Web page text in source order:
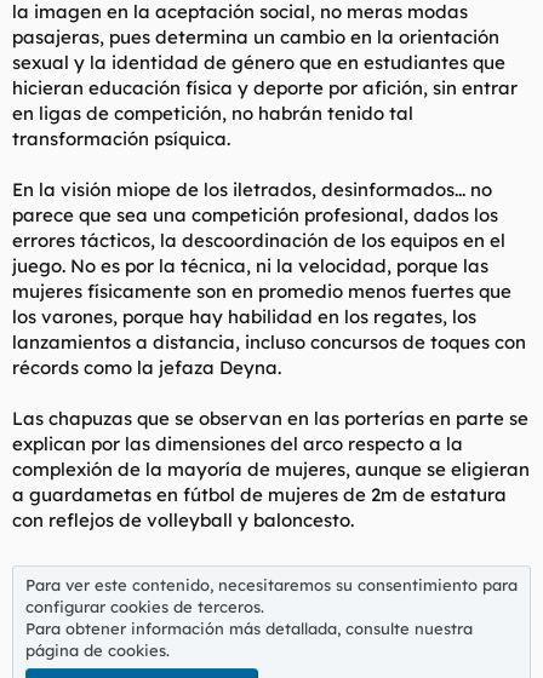
la imagen en la aceptación social, no meras modas
pasajeras, pues determina un cambio en la orientación
sexual y la identidad de género que en estudiantes que
hicieran educación física y deporte por afición, sin entrar
en ligas de competición, no habrán tenido tal
transformación psíquica.
En la visión miope de los iletrados, desinformados... no
parece que sea una competición profesional, dados los
errores tácticos, la descoordinación de los equipos en el
juego. No es por la técnica, ni la velocidad, porque las
mujeres físicamente son en promedio menos fuertes que
los varones, porque hay habilidad en los regates, los
lanzamientos a distancia, incluso concursos de toques con
récords como la jefaza Deyna.
Las chapuzas que se observan en las porterías en parte se
explican por las dimensiones del arco respecto a la
complexión de la mayoría de mujeres, aunque se eligieran
a guardametas en fútbol de mujeres de 2m de estatura
con reflejos de volleyball y baloncesto.
Para ver este contenido, necesitaremos su consentimiento para
configurar cookies de terceros.
Para obtener información más detallada, consulte nuestra
página de cookies.